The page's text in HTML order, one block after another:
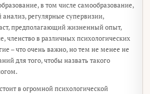
в том числе самообразование,
регулярные супервизии,
предполагающий жизненный опыт,
членство в различных психологических
– что очень важно, но тем не менее не
для того, чтобы назвать такого
в огромной психологической